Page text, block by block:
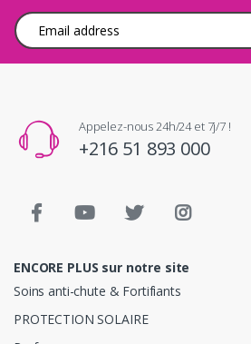
Adresse e-mail
Appelez-nous 24h/24 et 7j/7 !
+216 51 893 000
ENCORE PLUS sur notre site
Soins anti-chute & Fortifiants
PROTECTION SOLAIRE